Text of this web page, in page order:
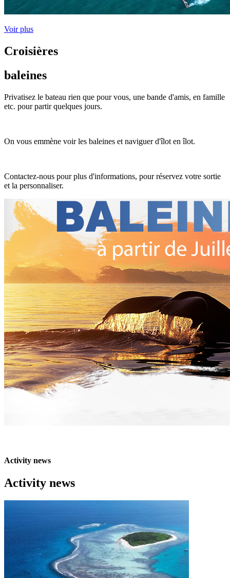
Voir plus
Croisières
baleines
Privatisez le bateau rien que pour vous, une bande d'amis, en famille
etc. pour partir quelques jours.
On vous emmène voir les baleines et naviguer d'îlot en îlot.
Contactez-nous pour plus d'informations, pour réservez votre sortie
et la personnaliser.
Activity news
Activity news